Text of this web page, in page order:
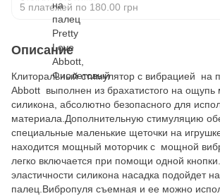
5 платежей по 180.00 грн
Описание
Клиторальный стимулятор с вибрацией на
Abbott выполнен из брахатистого на ощупь
силикона, абсолютно безопасного для
материала.Дополнительную стимуляцию
специальные маленькие щеточки на
находится мощный моторчик с мощной
легко включается при помощи одной
эластичности силикона насадка подойдет
палец.Вибропуля съемная и ее можно